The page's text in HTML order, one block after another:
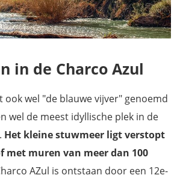
in de Charco Azul
ook wel "de blauwe vijver" genoemd
wel de meest idyllische plek in de
Het kleine stuwmeer ligt verstopt
met muren van meer dan 100
AZul is ontstaan door een 12e-